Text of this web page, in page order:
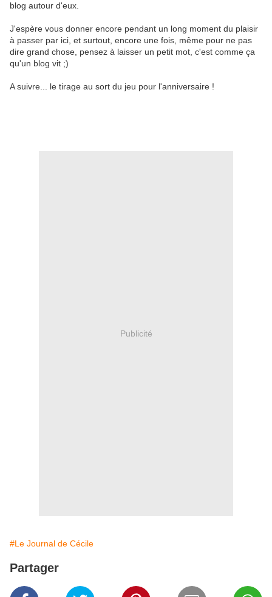
blog autour d'eux.
J'espère vous donner encore pendant un long moment du plaisir
à passer par ici, et surtout, encore une fois, même pour ne pas
dire grand chose, pensez à laisser un petit mot, c'est comme ça
qu'un blog vit ;)
A suivre... le tirage au sort du jeu pour l'anniversaire !
Publicité
#Le Journal de Cécile
Partager